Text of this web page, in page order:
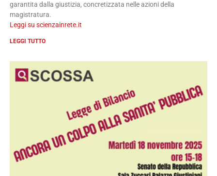
garantita dalla giustizia, concretizzata nelle azioni della
magistratura.
Leggi su scienzainrete.it
LEGGI TUTTO